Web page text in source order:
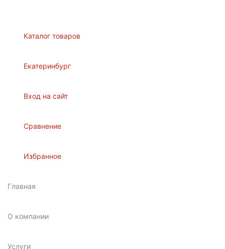
Каталог товаров
Екатеринбург
Вход на сайт
Сравнение
Избранное
Главная
О компании
Услуги